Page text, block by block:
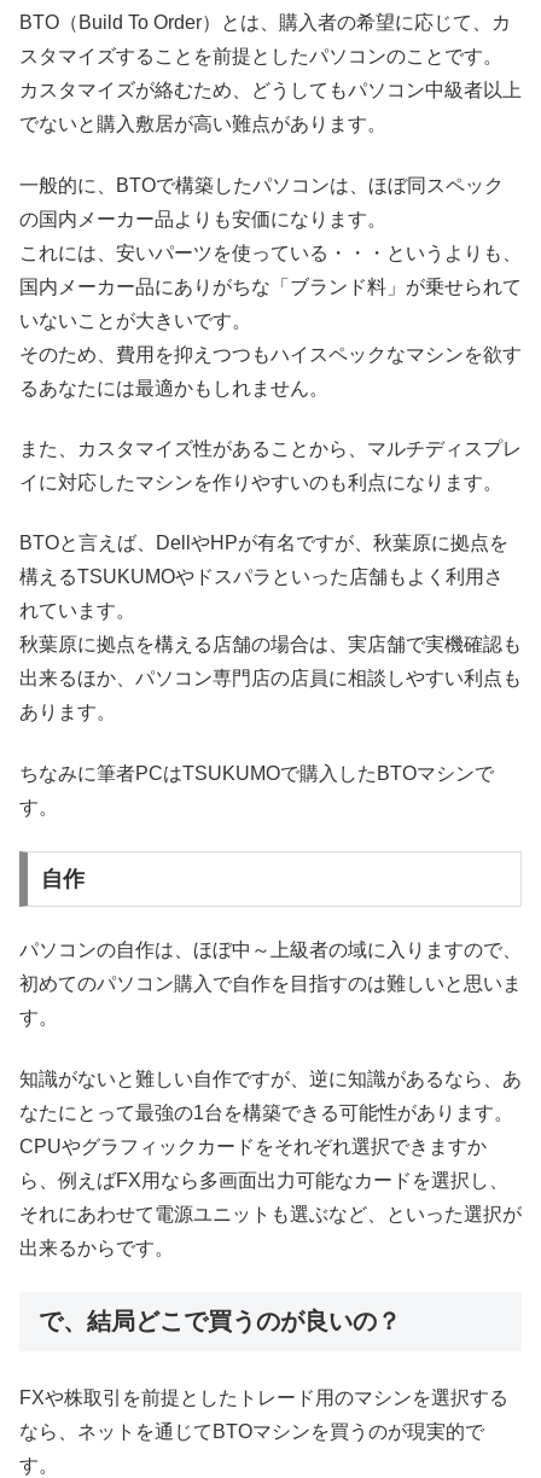
BTO（Build To Order）とは、購入者の希望に応じて、カ
スタマイズすることを前提としたパソコンのことです。
カスタマイズが絡むため、どうしてもパソコン中級者以上
でないと購入敷居が高い難点があります。
一般的に、BTOで構築したパソコンは、ほぼ同スペック
の国内メーカー品よりも安価になります。
これには、安いパーツを使っている・・・というよりも、
国内メーカー品にありがちな「ブランド料」が乗せられて
いないことが大きいです。
そのため、費用を抑えつつもハイスペックなマシンを欲す
るあなたには最適かもしれません。
また、カスタマイズ性があることから、マルチディスプレ
イに対応したマシンを作りやすいのも利点になります。
BTOと言えば、DellやHPが有名ですが、秋葉原に拠点を
構えるTSUKUMOやドスパラといった店舗もよく利用さ
れています。
秋葉原に拠点を構える店舗の場合は、実店舗で実機確認も
出来るほか、パソコン専門店の店員に相談しやすい利点も
あります。
ちなみに筆者PCはTSUKUMOで購入したBTOマシンで
す。
自作
パソコンの自作は、ほぼ中～上級者の域に入りますので、
初めてのパソコン購入で自作を目指すのは難しいと思いま
す。
知識がないと難しい自作ですが、逆に知識があるなら、あ
なたにとって最強の1台を構築できる可能性があります。
CPUやグラフィックカードをそれぞれ選択できますか
ら、例えばFX用なら多画面出力可能なカードを選択し、
それにあわせて電源ユニットも選ぶなど、といった選択が
出来るからです。
で、結局どこで買うのが良いの？
FXや株取引を前提としたトレード用のマシンを選択する
なら、ネットを通じてBTOマシンを買うのが現実的で
す。